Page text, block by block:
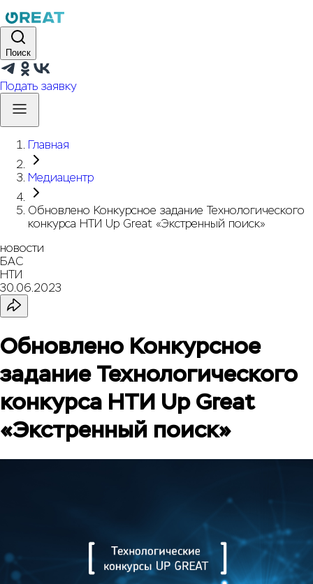
Поиск
Подать заявку
Главная
Медиацентр
Обновлено Конкурсное задание Технологического
конкурса НТИ Up Great «Экстренный поиск»
новости
БАС
НТИ
30.06.2023
Обновлено Конкурсное
задание Технологического
конкурса НТИ Up Great
«Экстренный поиск»